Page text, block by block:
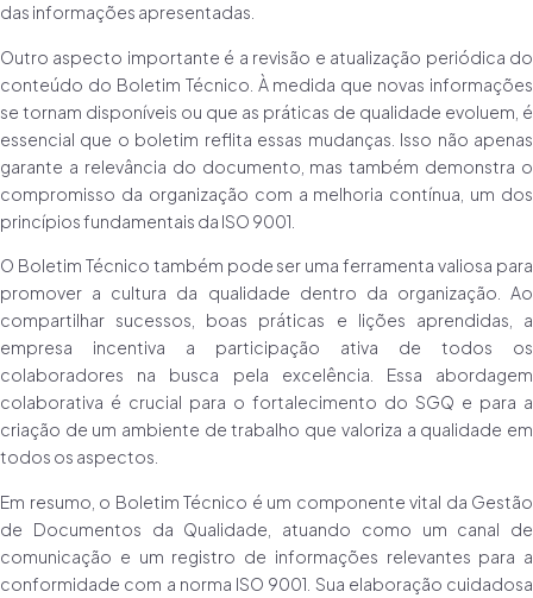
das informações apresentadas.
Outro aspecto importante é a revisão e atualização periódica do
conteúdo do Boletim Técnico. À medida que novas informações
se tornam disponíveis ou que as práticas de qualidade evoluem, é
essencial que o boletim reflita essas mudanças. Isso não apenas
garante a relevância do documento, mas também demonstra o
compromisso da organização com a melhoria contínua, um dos
princípios fundamentais da ISO 9001.
O Boletim Técnico também pode ser uma ferramenta valiosa para
promover a cultura da qualidade dentro da organização. Ao
compartilhar sucessos, boas práticas e lições aprendidas, a
empresa incentiva a participação ativa de todos os
colaboradores na busca pela excelência. Essa abordagem
colaborativa é crucial para o fortalecimento do SGQ e para a
criação de um ambiente de trabalho que valoriza a qualidade em
todos os aspectos.
Em resumo, o Boletim Técnico é um componente vital da Gestão
de Documentos da Qualidade, atuando como um canal de
comunicação e um registro de informações relevantes para a
conformidade com a norma ISO 9001. Sua elaboração cuidadosa